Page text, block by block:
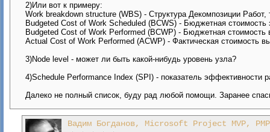
2)Или вот к примеру:
Work breakdown structure (WBS) - Структура Декомпозиции
Budgeted Cost of Work Scheduled (BCWS) - Бюджетная стоимость
Budgeted Cost of Work Performed (BCWP) - Бюджетная стоимость
Actual Cost of Work Performed (ACWP) - Фактическая стоимость
3)Node level - может ли быть какой-нибудь уровень узла?
4)Schedule Performance Index (SPI) - показатель эффективности
Далеко не полный список, буду рад любой помощи. Заранее
Вадим Богданов, Microsoft Project MVP,